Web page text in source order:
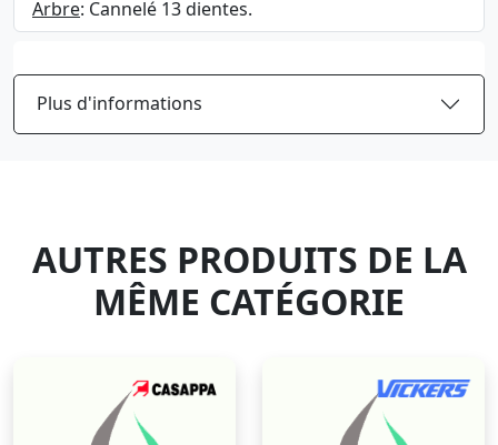
Arbre: Cannelé 13 dientes.
Plus d'informations
AUTRES PRODUITS DE LA
MÊME CATÉGORIE